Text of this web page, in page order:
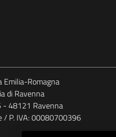
Emilia-Romagna
di Ravenna
- 48121 Ravenna
/ P. IVA: 00080700396